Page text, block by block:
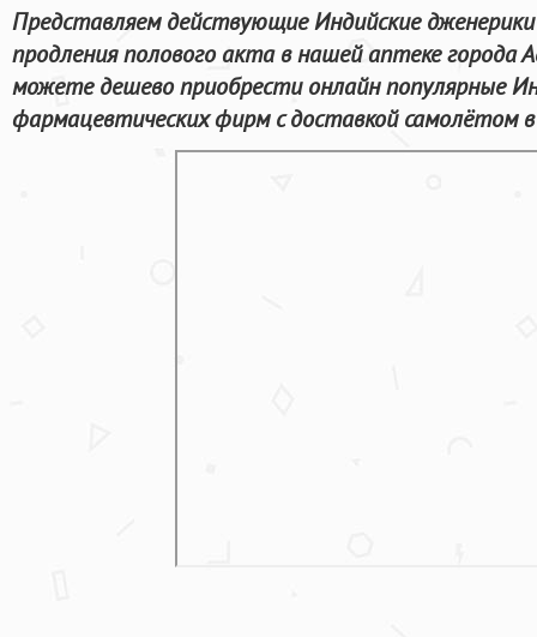
Представляем действующие Индийские
продления полового акта в нашей аптеке
можете дешево приобрести онлайн популярные
фармацевтических фирм с доставкой самолётом